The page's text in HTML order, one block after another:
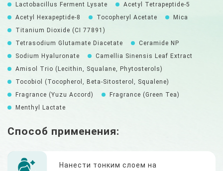
Lactobacillus Ferment Lysate
Acetyl Tetrapeptide-5
Acetyl Hexapeptide-8
Tocopheryl Acetate
Mica
Titanium Dioxide (CI 77891)
Tetrasodium Glutamate Diacetate
Ceramide NP
Sodium Hyaluronate
Camellia Sinensis Leaf Extract
Amisol Trio (Lecithin, Squalane, Phytosterols)
Tocobiol (Tocopherol, Beta-Sitosterol, Squalene)
Fragrance (Yuzu Accord)
Fragrance (Green Tea)
Menthyl Lactate
Способ применения:
Нанести тонким слоем на